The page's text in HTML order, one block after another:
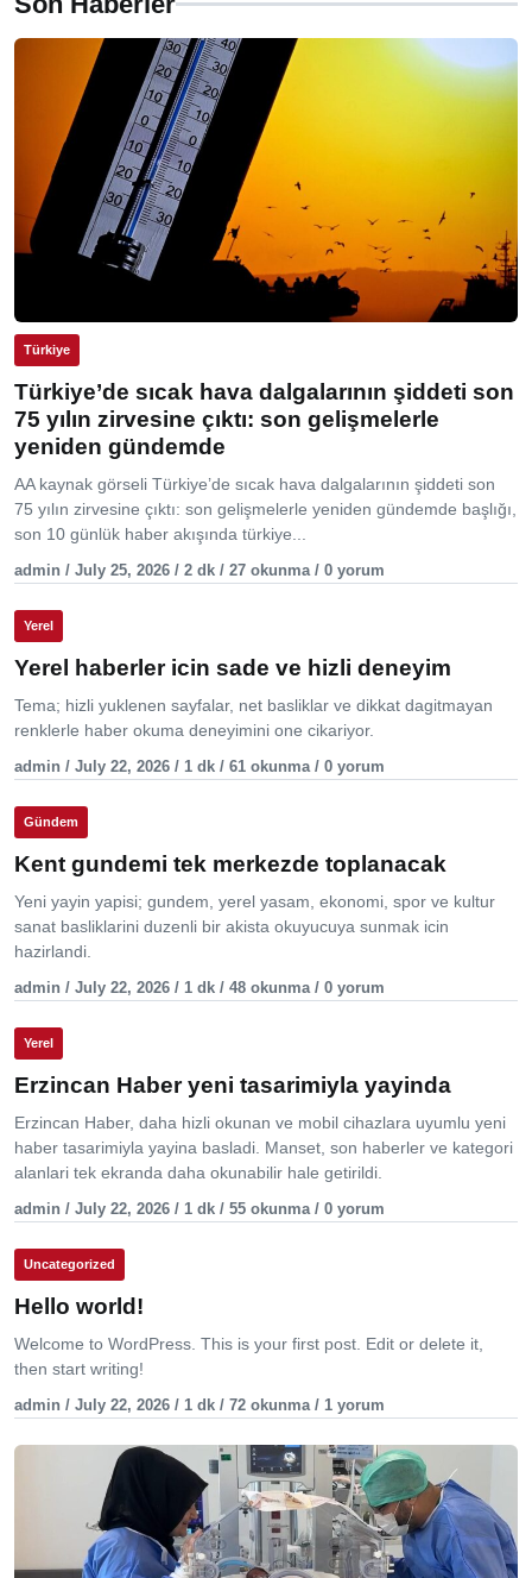
Türkiye
Türkiye’de sıcak hava dalgalarının şiddeti son
75 yılın zirvesine çıktı: son gelişmelerle
yeniden gündemde
AA kaynak görseli Türkiye’de sıcak hava dalgalarının şiddeti son
75 yılın zirvesine çıktı: son gelişmelerle yeniden gündemde başlığı,
son 10 günlük haber akışında türkiye...
admin / July 25, 2026 / 2 dk / 27 okunma / 0 yorum
Yerel
Yerel haberler icin sade ve hizli deneyim
Tema; hizli yuklenen sayfalar, net basliklar ve dikkat dagitmayan
renklerle haber okuma deneyimini one cikariyor.
admin / July 22, 2026 / 1 dk / 61 okunma / 0 yorum
Gündem
Kent gundemi tek merkezde toplanacak
Yeni yayin yapisi; gundem, yerel yasam, ekonomi, spor ve kultur
sanat basliklarini duzenli bir akista okuyucuya sunmak icin
hazirlandi.
admin / July 22, 2026 / 1 dk / 48 okunma / 0 yorum
Yerel
Erzincan Haber yeni tasarimiyla yayinda
Erzincan Haber, daha hizli okunan ve mobil cihazlara uyumlu yeni
haber tasarimiyla yayina basladi. Manset, son haberler ve kategori
alanlari tek ekranda daha okunabilir hale getirildi.
admin / July 22, 2026 / 1 dk / 55 okunma / 0 yorum
Uncategorized
Hello world!
Welcome to WordPress. This is your first post. Edit or delete it,
then start writing!
admin / July 22, 2026 / 1 dk / 72 okunma / 1 yorum